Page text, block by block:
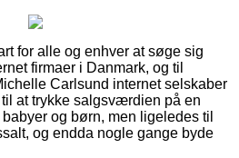
for alle og enhver at søge sig
firmaer i Danmark, og til
Carlsund internet selskaber
at trykke salgsværdien på en
og børn, men ligeledes til
og endda nogle gange byde